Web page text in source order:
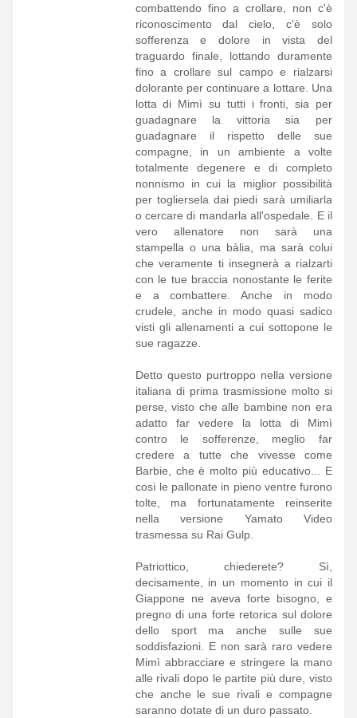
combattendo fino a crollare, non c'è
riconoscimento dal cielo, c'è solo
sofferenza e dolore in vista del
traguardo finale, lottando duramente
fino a crollare sul campo e rialzarsi
dolorante per continuare a lottare. Una
lotta di Mimì su tutti i fronti, sia per
guadagnare la vittoria sia per
guadagnare il rispetto delle sue
compagne, in un ambiente a volte
totalmente degenere e di completo
nonnismo in cui la miglior possibilità
per togliersela dai piedi sarà umiliarla
o cercare di mandarla all'ospedale. E il
vero allenatore non sarà una
stampella o una bàlia, ma sarà colui
che veramente ti insegnerà a rialzarti
con le tue braccia nonostante le ferite
e a combattere. Anche in modo
crudele, anche in modo quasi sadico
visti gli allenamenti a cui sottopone le
sue ragazze.
Detto questo purtroppo nella versione
italiana di prima trasmissione molto si
perse, visto che alle bambine non era
adatto far vedere la lotta di Mimì
contro le sofferenze, meglio far
credere a tutte che vivesse come
Barbie, che è molto più educativo... E
così le pallonate in pieno ventre furono
tolte, ma fortunatamente reinserite
nella versione Yamato Video
trasmessa su Rai Gulp.
Patriottico, chiederete? Sì,
decisamente, in un momento in cui il
Giappone ne aveva forte bisogno, e
pregno di una forte retorica sul dolore
dello sport ma anche sulle sue
soddisfazioni. E non sarà raro vedere
Mimì abbracciare e stringere la mano
alle rivali dopo le partite più dure, visto
che anche le sue rivali e compagne
saranno dotate di un duro passato.